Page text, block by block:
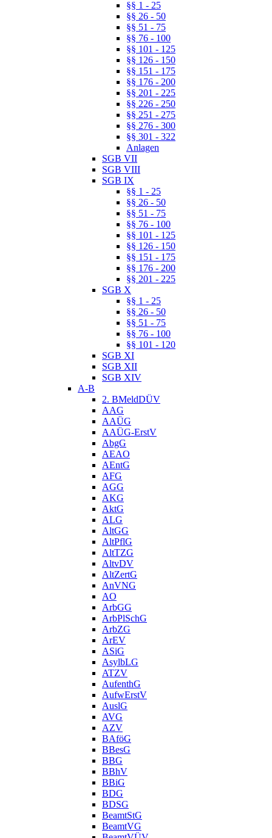
§§ 1 - 25
§§ 26 - 50
§§ 51 - 75
§§ 76 - 100
§§ 101 - 125
§§ 126 - 150
§§ 151 - 175
§§ 176 - 200
§§ 201 - 225
§§ 226 - 250
§§ 251 - 275
§§ 276 - 300
§§ 301 - 322
Anlagen
SGB VII
SGB VIII
SGB IX
§§ 1 - 25
§§ 26 - 50
§§ 51 - 75
§§ 76 - 100
§§ 101 - 125
§§ 126 - 150
§§ 151 - 175
§§ 176 - 200
§§ 201 - 225
SGB X
§§ 1 - 25
§§ 26 - 50
§§ 51 - 75
§§ 76 - 100
§§ 101 - 120
SGB XI
SGB XII
SGB XIV
A-B
2. BMeldDÜV
AAG
AAÜG
AAÜG-ErstV
AbgG
AEAO
AEntG
AFG
AGG
AKG
AktG
ALG
AltGG
AltPflG
AltTZG
AltvDV
AltZertG
AnVNG
AO
ArbGG
ArbPlSchG
ArbZG
ArEV
ASiG
AsylbLG
ATZV
AufenthG
AufwErstV
AuslG
AVG
AZV
BAföG
BBesG
BBG
BBhV
BBiG
BDG
BDSG
BeamtStG
BeamtVG